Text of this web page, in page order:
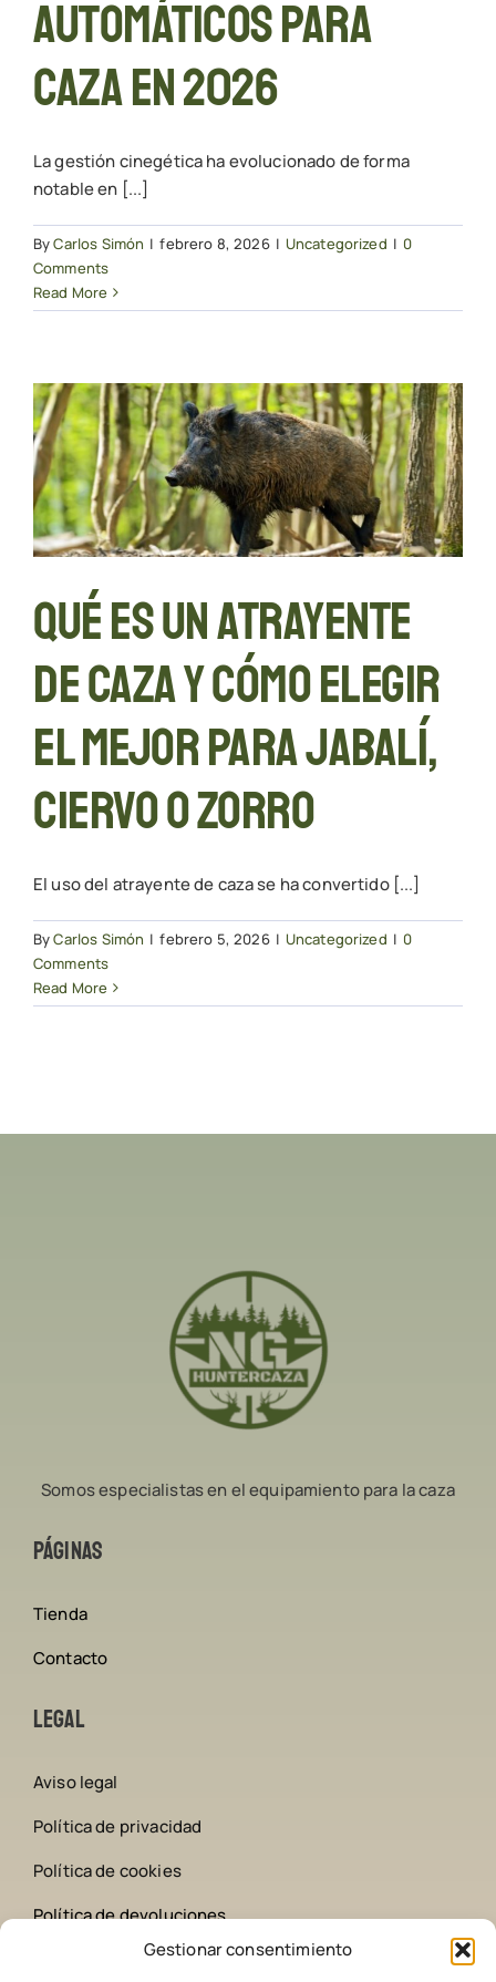
Gestionar consentimiento
automáticos para
caza en 2026
La gestión cinegética ha evolucionado de forma
notable en [...]
ByCarlos Simón | febrero 8, 2026 | Uncategorized | 0
Comments
Read More
Qué es un atrayente
de caza y cómo elegir
el mejor para jabalí,
ciervo o zorro
El uso del atrayente de caza se ha convertido [...]
ByCarlos Simón | febrero 5, 2026 | Uncategorized | 0
Comments
Read More
Somos especialistas en el equipamiento para la caza
Páginas
Tienda
Contacto
Legal
Aviso legal
Política de privacidad
Política de cookies
Política de devoluciones